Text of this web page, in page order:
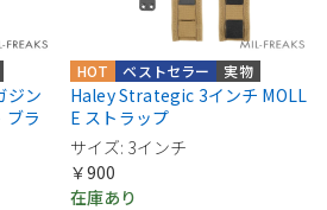
ジン
ブラ
実物
ベストセラー
HOT
Haley Strategic 3インチ MOLL
E ストラップ
サイズ: 3インチ
￥900
在庫あり